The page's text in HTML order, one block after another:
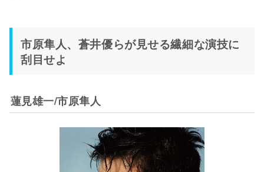
市原隼人、蒼井優らが見せる繊細な演技に
刮目せよ
蓮見雄一/市原隼人